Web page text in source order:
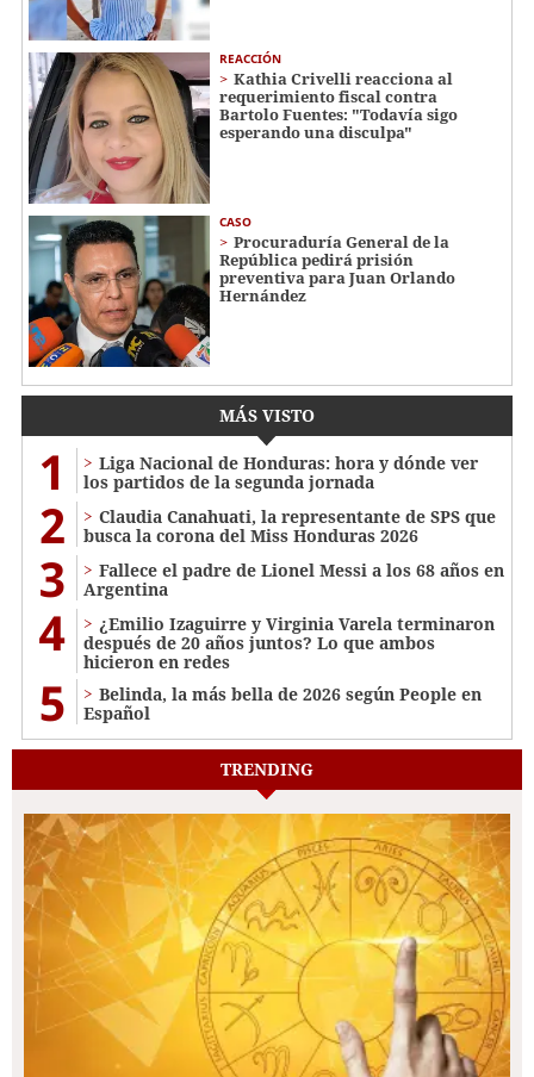
REACCIÓN
Kathia Crivelli reacciona al
requerimiento fiscal contra
Bartolo Fuentes: "Todavía sigo
esperando una disculpa"
CASO
Procuraduría General de la
República pedirá prisión
preventiva para Juan Orlando
Hernández
MÁS VISTO
1
Liga Nacional de Honduras: hora y dónde ver
los partidos de la segunda jornada
2
Claudia Canahuati, la representante de SPS que
busca la corona del Miss Honduras 2026
3
Fallece el padre de Lionel Messi a los 68 años en
Argentina
4
¿Emilio Izaguirre y Virginia Varela terminaron
después de 20 años juntos? Lo que ambos
hicieron en redes
5
Belinda, la más bella de 2026 según People en
Español
TRENDING